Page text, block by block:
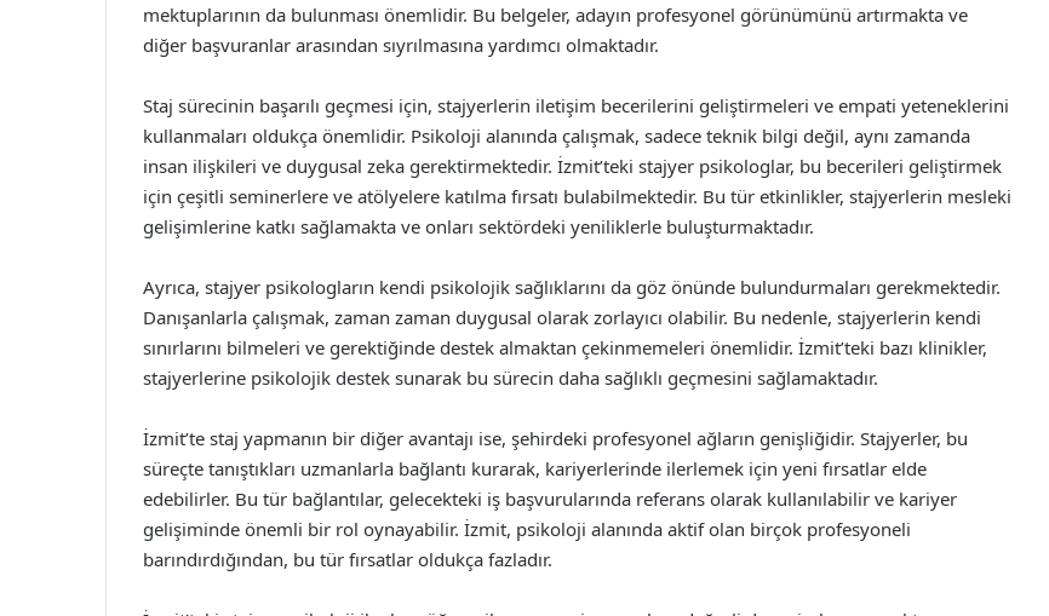
mektuplarının da bulunması önemlidir. Bu belgeler, adayın profesyonel görünümünü artırmakta ve
diğer başvuranlar arasından sıyrılmasına yardımcı olmaktadır.
Staj sürecinin başarılı geçmesi için, stajyerlerin iletişim becerilerini geliştirmeleri ve empati yeteneklerini
kullanmaları oldukça önemlidir. Psikoloji alanında çalışmak, sadece teknik bilgi değil, aynı zamanda
insan ilişkileri ve duygusal zeka gerektirmektedir. İzmit’teki stajyer psikologlar, bu becerileri geliştirmek
için çeşitli seminerlere ve atölyelere katılma fırsatı bulabilmektedir. Bu tür etkinlikler, stajyerlerin mesleki
gelişimlerine katkı sağlamakta ve onları sektördeki yeniliklerle buluşturmaktadır.
Ayrıca, stajyer psikologların kendi psikolojik sağlıklarını da göz önünde bulundurmaları gerekmektedir.
Danışanlarla çalışmak, zaman zaman duygusal olarak zorlayıcı olabilir. Bu nedenle, stajyerlerin kendi
sınırlarını bilmeleri ve gerektiğinde destek almaktan çekinmemeleri önemlidir. İzmit’teki bazı klinikler,
stajyerlerine psikolojik destek sunarak bu sürecin daha sağlıklı geçmesini sağlamaktadır.
İzmit’te staj yapmanın bir diğer avantajı ise, şehirdeki profesyonel ağların genişliğidir. Stajyerler, bu
süreçte tanıştıkları uzmanlarla bağlantı kurarak, kariyerlerinde ilerlemek için yeni fırsatlar elde
edebilirler. Bu tür bağlantılar, gelecekteki iş başvurularında referans olarak kullanılabilir ve kariyer
gelişiminde önemli bir rol oynayabilir. İzmit, psikoloji alanında aktif olan birçok profesyoneli
barındırdığından, bu tür fırsatlar oldukça fazladır.